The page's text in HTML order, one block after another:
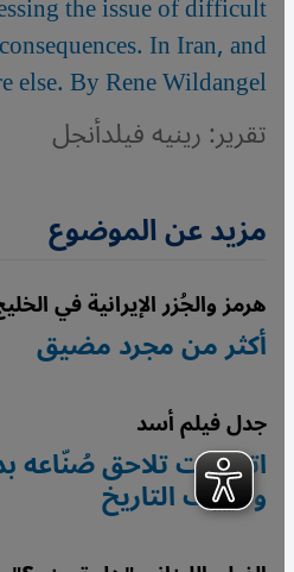
In Iran, and
else. By Rene Wildangel
تقرير: رينيه فيلدأنجل
مزيد عن الموضوع
هرمز والجُزر الإيرانية في
أكثر من مجرد مضيق
جدل فيلم أسد
اتهامات تلاحق صُنّاعه
وتزييف التاريخ